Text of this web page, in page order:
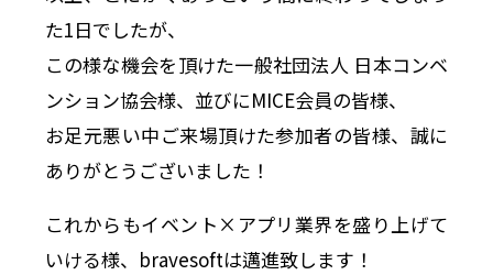
た1日でしたが、
この様な機会を頂けた一般社団法人 日本コンベ
ンション協会様、並びにMICE会員の皆様、
お足元悪い中ご来場頂けた参加者の皆様、誠に
ありがとうございました！
これからもイベント×アプリ業界を盛り上げて
いける様、bravesoftは邁進致します！